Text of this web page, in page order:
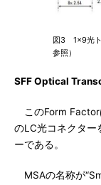
図3 1×9光ト
参照）
SFF Optical
このForm Factor
のLC光コネクター
ーである。
MSAの名称が